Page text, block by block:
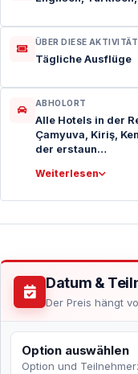
ÜBER DIESE AKTIVITÄT
Tägliche Ausflüge
ABHOLORT
Alle Hotels in der
Çamyuva, Kiriş,
der erstaun…
Weiterlesen
Datum &
Der Preis hängt
Option auswählen
Option und